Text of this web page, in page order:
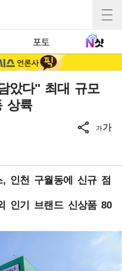
포토
았다" 최대 규모
상륙
가가
인천 구월동에 신규 점
인기 브랜드 신상품 80